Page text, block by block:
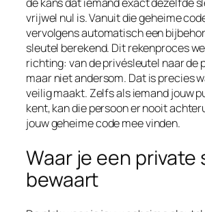
vrijwel nul is. Vanuit die geheime
vervolgens automatisch een
sleutel berekend. Dit rekenproces
richting: van de privésleutel naar de
maar niet andersom. Dat is precies
veilig maakt. Zelfs als iemand jouw
kent, kan die persoon er nooit
jouw geheime code mee vinden.
Waar je een private
bewaart